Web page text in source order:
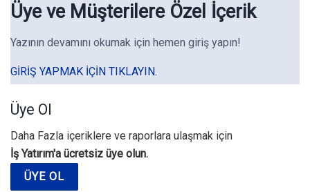
Üye ve Müşterilere Özel İçerik
Yazının devamını okumak için hemen giriş yapın!
GIRIŞ YAPMAK IÇIN TIKLAYIN.
Üye Ol
Daha Fazla içeriklere ve raporlara ulaşmak için
İş Yatırım'a ücretsiz üye olun.
ÜYE OL